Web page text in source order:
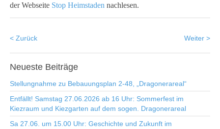
der Webseite Stop Heimstaden nachlesen.
< Zurück Weiter >
Neueste Beiträge
Stellungnahme zu Bebauungsplan 2-48, „Dragonerareal“
Entfällt! Samstag 27.06.2026 ab 16 Uhr: Sommerfest im
Kiezraum und Kiezgarten auf dem sogen. Dragonerareal
Sa 27.06. um 15.00 Uhr: Geschichte und Zukunft im